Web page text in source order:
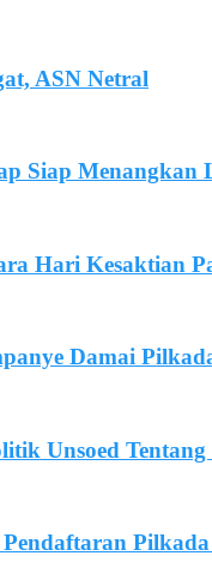
ASN Netral
Siap Menangkan
Hari Kesaktian
Damai
Unsoed